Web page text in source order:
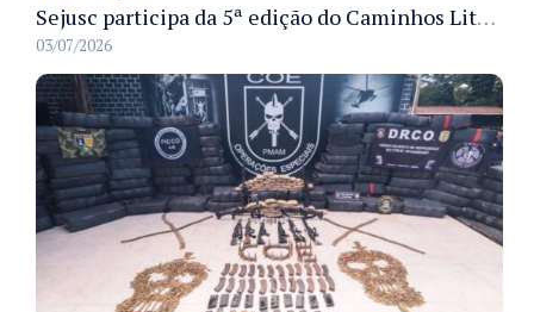
Sejusc participa da 5ª edição do Caminhos Literários com foco na cultura hip-hop nas unidades socioeducativas
03/07/2026